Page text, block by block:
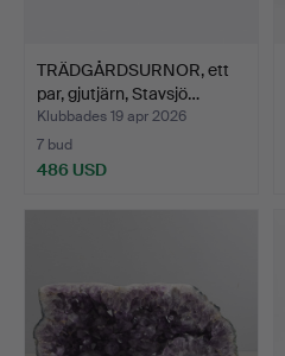
TRÄDGÅRDSURNOR, ett
par, gjutjärn, Stavsjö…
Klubbades 19 apr 2026
7 bud
486 USD